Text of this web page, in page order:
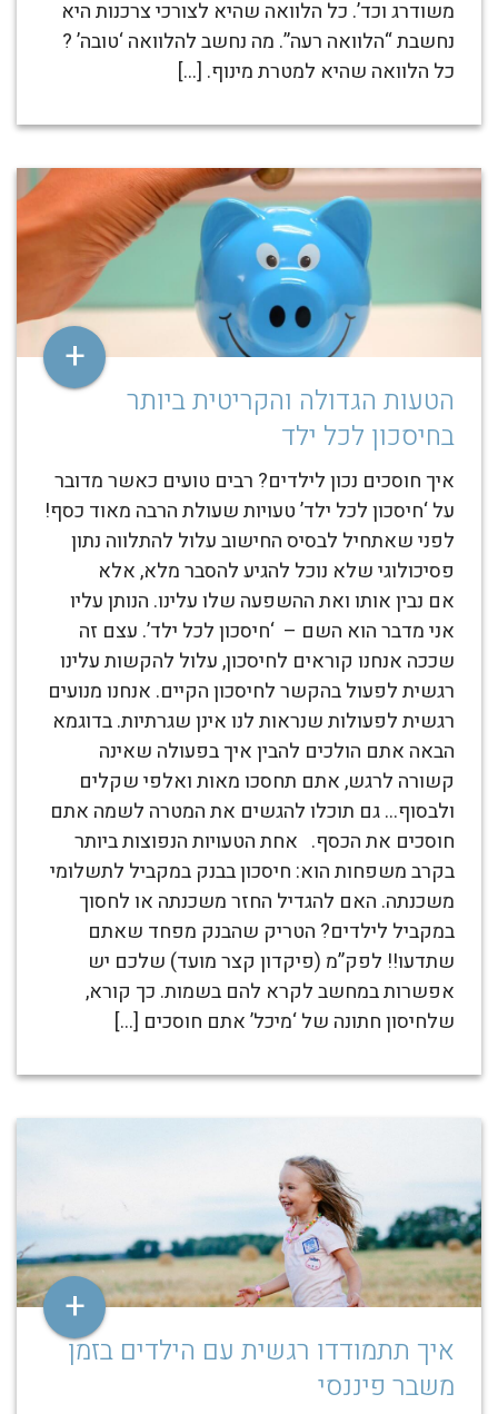
משודרג וכד’. כל הלוואה שהיא לצורכי צרכנות היא
נחשבת “הלוואה רעה”. מה נחשב להלוואה ‘טובה’ ?
כל הלוואה שהיא למטרת מינוף. […]
+
הטעות הגדולה והקריטית ביותר
בחיסכון לכל ילד
איך חוסכים נכון לילדים? רבים טועים כאשר מדובר
על ‘חיסכון לכל ילד’ טעויות שעולת הרבה מאוד כסף!
לפני שאתחיל לבסיס החישוב עלול להתלווה נתון
פסיכולוגי שלא נוכל להגיע להסבר מלא, אלא
אם נבין אותו ואת ההשפעה שלו עלינו. הנותן עליו
אני מדבר הוא השם – ‘חיסכון לכל ילד’. עצם זה
שככה אנחנו קוראים לחיסכון, עלול להקשות עלינו
רגשית לפעול בהקשר לחיסכון הקיים. אנחנו מנועים
רגשית לפעולות שנראות לנו אינן שגרתיות. בדוגמא
הבאה אתם הולכים להבין איך בפעולה שאינה
קשורה לרגש, אתם תחסכו מאות ואלפי שקלים
ולבסוף… גם תוכלו להגשים את המטרה לשמה אתם
חוסכים את הכסף. אחת הטעויות הנפוצות ביותר
בקרב משפחות הוא: חיסכון בבנק במקביל לתשלומי
משכנתה. האם להגדיל החזר משכנתה או לחסוך
במקביל לילדים? הטריק שהבנק מפחד שאתם
שתדעו!! לפק”מ (פיקדון קצר מועד) שלכם יש
אפשרות במחשב לקרא להם בשמות. כך קורא,
שלחיסון חתונה של ‘מיכל’ אתם חוסכים […]
+
איך תתמודדו רגשית עם הילדים בזמן
משבר פיננסי